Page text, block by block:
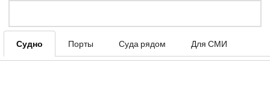
Судно Порты Суда рядом Для СМИ